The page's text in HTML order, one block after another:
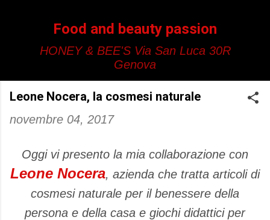
Food and beauty passion
HONEY & BEE'S Via San Luca 30R
Genova
Leone Nocera, la cosmesi naturale
novembre 04, 2017
Oggi vi presento la mia collaborazione con
Leone Nocera, azienda che tratta articoli di
cosmesi naturale per il benessere della
persona e della casa e giochi didattici per